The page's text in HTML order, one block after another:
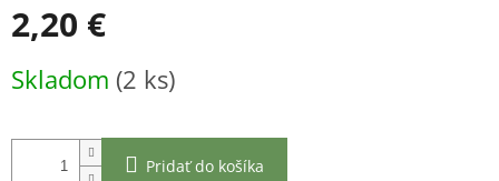
2,20 €
cena:
Skladom (2 ks)
Pridať do košíka